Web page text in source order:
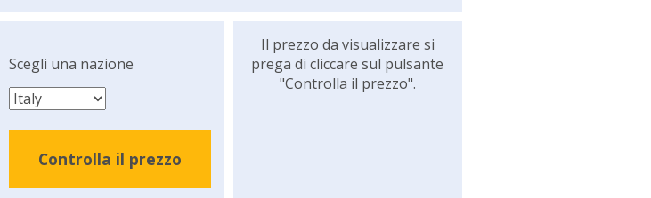
Scegli una nazione
Controlla il prezzo
Il prezzo da visualizzare si
prega di cliccare sul pulsante
"Controlla il prezzo".